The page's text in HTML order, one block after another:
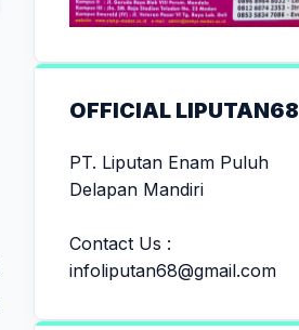
OFFICIAL LIPUTAN68
PT. Liputan Enam Puluh
Delapan Mandiri
Contact Us :
infoliputan68@gmail.com